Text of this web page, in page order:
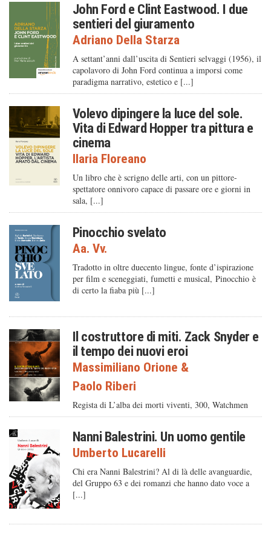
John Ford e Clint Eastwood. I due
sentieri del giuramento
Adriano Della Starza
A settant’anni dall’uscita di Sentieri selvaggi (1956), il
capolavoro di John Ford continua a imporsi come
paradigma narrativo, estetico e [...]
Volevo dipingere la luce del sole.
Vita di Edward Hopper tra pittura e
cinema
Ilaria Floreano
Un libro che è scrigno delle arti, con un pittore-
spettatore onnivoro capace di passare ore e giorni in
sala, [...]
Pinocchio svelato
Aa. Vv.
Tradotto in oltre duecento lingue, fonte d’ispirazione
per film e sceneggiati, fumetti e musical, Pinocchio è
di certo la fiaba più [...]
Il costruttore di miti. Zack Snyder e
il tempo dei nuovi eroi
Massimiliano Orione &
Paolo Riberi
Regista di L’alba dei morti viventi, 300, Watchmen
Nanni Balestrini. Un uomo gentile
Umberto Lucarelli
Chi era Nanni Balestrini? Al di là delle avanguardie,
del Gruppo 63 e dei romanzi che hanno dato voce a
[...]